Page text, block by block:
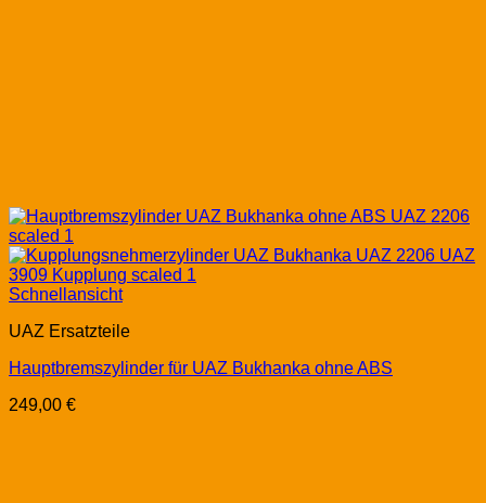
Schnellansicht
UAZ Ersatzteile
Hauptbremszylinder für UAZ Bukhanka ohne ABS
249,00 €